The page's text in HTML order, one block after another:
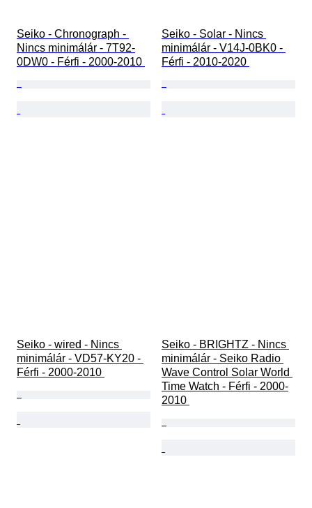
Seiko - Chronograph -
Nincs minimálár - 7T92-
0DW0 - Férfi - 2000-2010
Seiko - Solar - Nincs
minimálár - V14J-0BK0 -
Férfi - 2010-2020
Seiko - wired - Nincs
minimálár - VD57-KY20 -
Férfi - 2000-2010
Seiko - BRIGHTZ - Nincs
minimálár - Seiko Radio
Wave Control Solar World
Time Watch - Férfi - 2000-
2010